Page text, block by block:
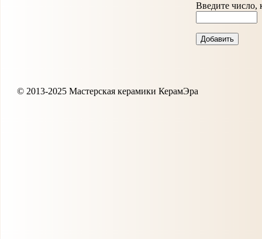
Введите число,
© 2013-2025 Мастерская керамики КерамЭра